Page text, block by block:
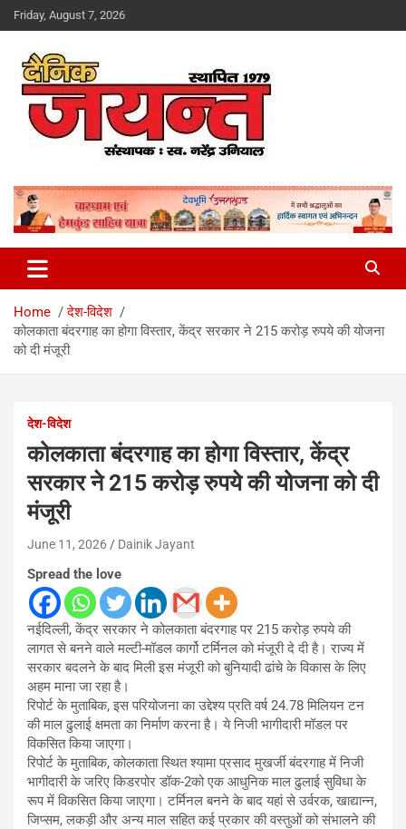
Skip
to
Friday, August 7, 2026
Dainik Jayant
Home
देश-विदेश
कोलकाता बंदरगाह का होगा विस्तार, केंद्र सरकार ने 215 करोड़ रुपये की योजना
को दी मंजूरी
देश-विदेश
कोलकाता बंदरगाह का होगा विस्तार, केंद्र
सरकार ने 215 करोड़ रुपये की योजना को दी
मंजूरी
June 11, 2026 Dainik Jayant
Spread the love
नईदिल्ली, केंद्र सरकार ने कोलकाता बंदरगाह पर 215 करोड़ रुपये की
लागत से बनने वाले मल्टी-मॉडल कार्गो टर्मिनल को मंजूरी दे दी है। राज्य में
सरकार बदलने के बाद मिली इस मंजूरी को बुनियादी ढांचे के विकास के लिए
अहम माना जा रहा है।
रिपोर्ट के मुताबिक, इस परियोजना का उद्देश्य प्रति वर्ष 24.78 मिलियन टन
की माल ढुलाई क्षमता का निर्माण करना है। ये निजी भागीदारी मॉडल पर
विकसित किया जाएगा।
रिपोर्ट के मुताबिक, कोलकाता स्थित श्यामा प्रसाद मुखर्जी बंदरगाह में निजी
भागीदारी के जरिए किडरपोर डॉक-2को एक आधुनिक माल ढुलाई सुविधा के
रूप में विकसित किया जाएगा। टर्मिनल बनने के बाद यहां से उर्वरक, खाद्यान्न,
जिप्सम, लकड़ी और अन्य माल सहित कई प्रकार की वस्तुओं को संभालने की